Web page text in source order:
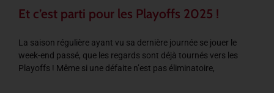
Et c’est parti pour les Playoffs 2025 !
La saison régulière ayant vu sa dernière journée se jouer le
week-end passé, que les regards sont déjà tournés vers les
Playoffs ! Même si une défaite n’est pas éliminatoire,